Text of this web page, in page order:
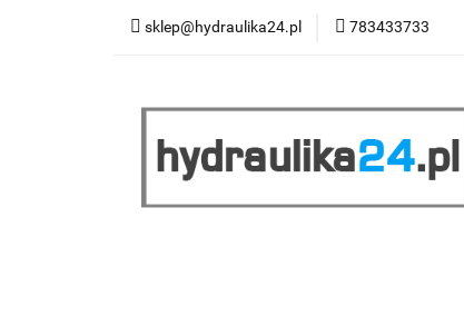
sklep@hydraulika24.pl 783433733
Łazienka
Wyprzedaż